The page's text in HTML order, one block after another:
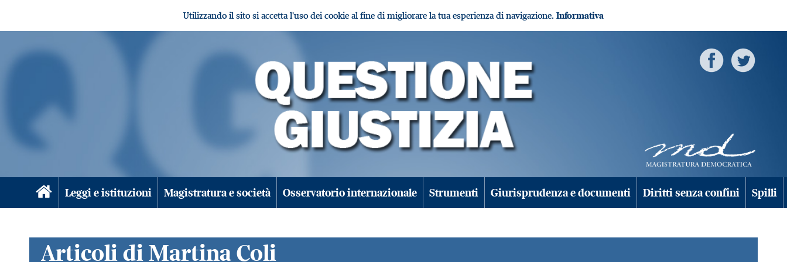
Utilizzando il sito si accetta l'uso dei cookie al fine di migliorare la tua esperienza di navigazione. Informativa
Leggi e istituzioni Magistratura e società Osservatorio internazionale Strumenti Giurisprudenza e documenti Diritti senza confini Spilli
Articoli di Martina Coli